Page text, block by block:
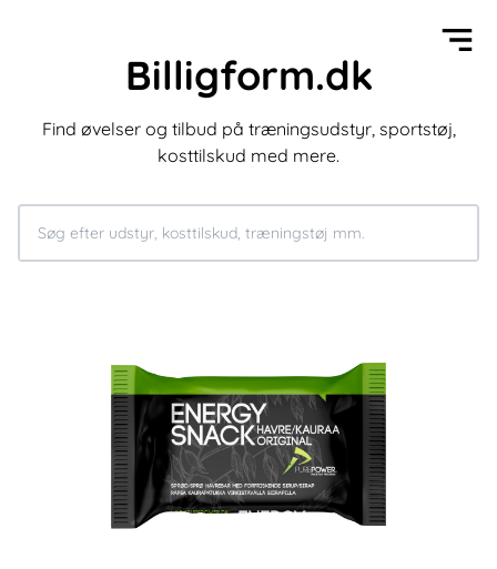
Billigform.dk
Find øvelser og tilbud på træningsudstyr, sportstøj,
kosttilskud med mere.